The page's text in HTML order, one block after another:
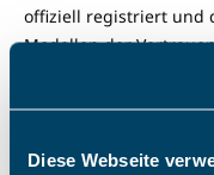
Diese Webseite
offiziell registriert und
Modellen der
selbst überlassen,
befürchten, dass sie